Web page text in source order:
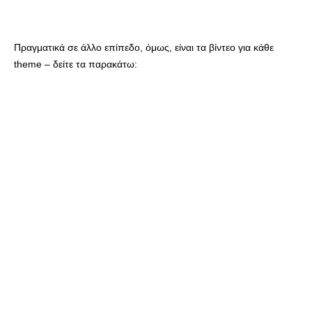
Πραγματικά σε άλλο επίπεδο, όμως, είναι τα βίντεο για κάθε
theme – δείτε τα παρακάτω: